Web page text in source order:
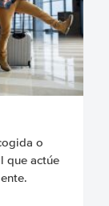
o
que actúe